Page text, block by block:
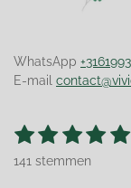
WhatsApp
E-mail
R
1
s
2
s
3
s
4
s
5
S
141 stemmen